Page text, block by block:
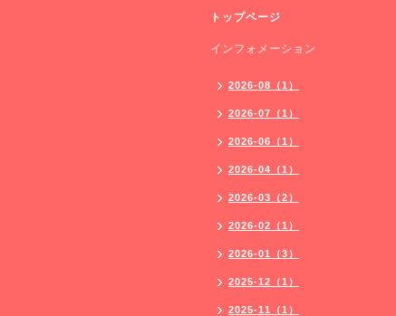
トップページ
インフォメーション
2026-08（1）
2026-07（1）
2026-06（1）
2026-04（1）
2026-03（2）
2026-02（1）
2026-01（3）
2025-12（1）
2025-11（1）